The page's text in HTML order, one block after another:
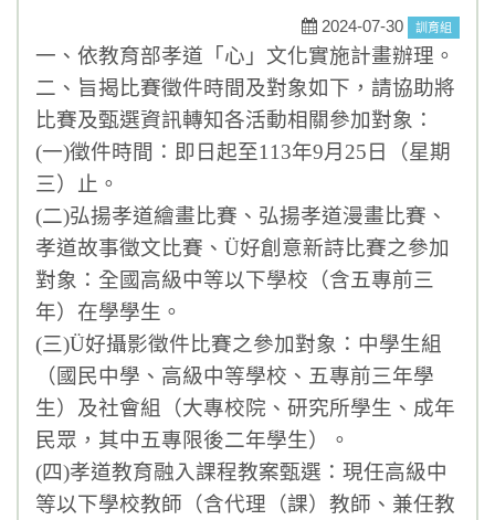
活動競賽
升學資訊
獎助學金
重要訊息
108課綱
永年菜單
2024-07-30 訓育組
一、依教育部孝道「心」文化實施計畫辦理。
二、旨揭比賽徵件時間及對象如下，請協助將
比賽及甄選資訊轉知各活動相關參加對象：
(一)徵件時間：即日起至113年9月25日（星期
三）止。
(二)弘揚孝道繪畫比賽、弘揚孝道漫畫比賽、
孝道故事徵文比賽、Ü好創意新詩比賽之參加
對象：全國高級中等以下學校（含五專前三
年）在學學生。
(三)Ü好攝影徵件比賽之參加對象：中學生組
（國民中學、高級中等學校、五專前三年學
生）及社會組（大專校院、研究所學生、成年
民眾，其中五專限後二年學生）。
(四)孝道教育融入課程教案甄選：現任高級中
等以下學校教師（含代理（課）教師、兼任教